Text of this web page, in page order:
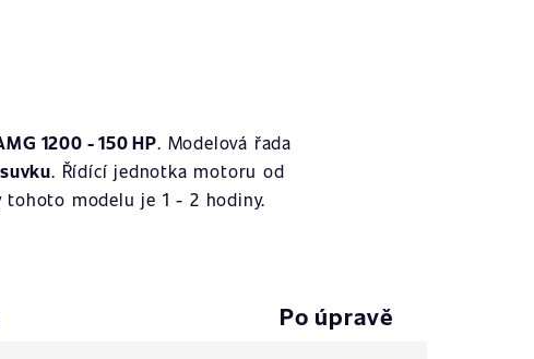
1200 - 150 HP. Modelová řada
. Řídící jednotka motoru od
tohoto modelu je 1 - 2 hodiny.
Po úpravě